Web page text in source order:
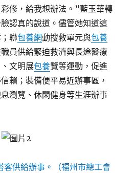
修，給我想辦法。”藍玉華轉
認真的說道。儘管她知道這
聯包養網動搜救單元與包養
員供給緊迫救濟與長途醫療
文明展包養覽等運動，促進
賴；裝備便平易近辦事區，
瀏覽、休閑健身等生涯辦事
客供給辦事。（福州市總工會